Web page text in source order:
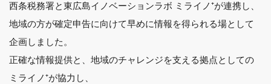
西条税務署と東広島イノベーションラボ ミライノ⁺が連携し、
地域の方が確定申告に向けて早めに情報を得られる場として
企画しました。
正確な情報提供と、地域のチャレンジを支える拠点としての
ミライノ⁺が協力し、